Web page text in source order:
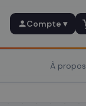
Compte ▾
À propos